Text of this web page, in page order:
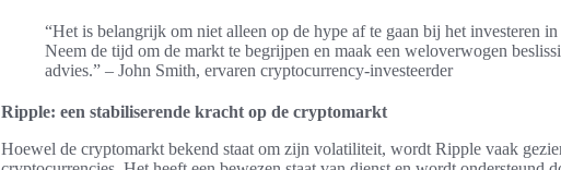
“Het is belangrijk om niet alleen op de hype af te gaan bij het investeren
Neem de tijd om de markt te begrijpen en maak een weloverwogen
advies.” – John Smith, ervaren cryptocurrency-investeerder
Ripple: een stabiliserende kracht op de cryptomarkt
Hoewel de cryptomarkt bekend staat om zijn volatiliteit, wordt Ripple vaak